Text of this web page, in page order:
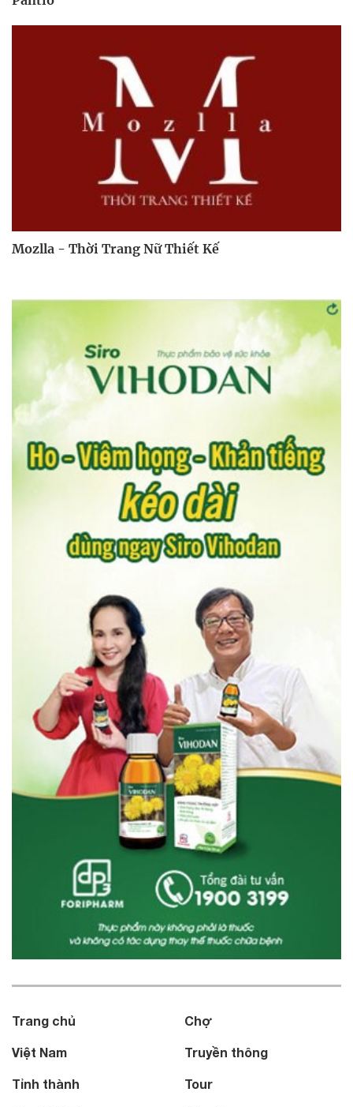
Mozlla - Thời Trang Nữ Thiết Kế
Trang chủ
Việt Nam
Tỉnh thành
Chợ
Truyền thông
Tour